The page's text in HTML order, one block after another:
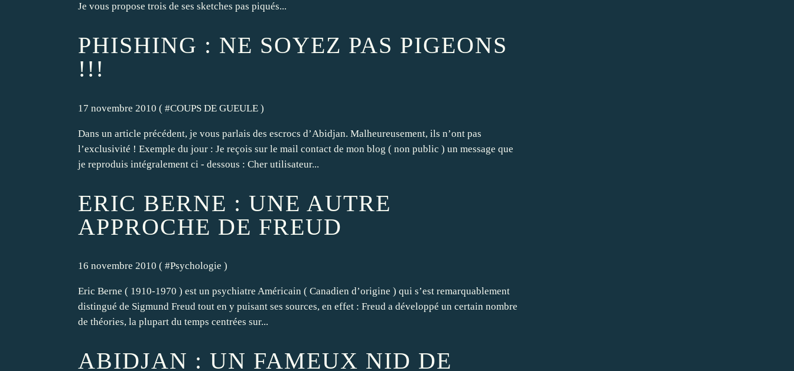
Je vous propose trois de ses sketches pas piqués...
PHISHING : NE SOYEZ PAS PIGEONS
!!!
17 novembre 2010 ( #COUPS DE GUEULE )
Dans un article précédent, je vous parlais des escrocs d’Abidjan. Malheureusement, ils n’ont pas
l’exclusivité ! Exemple du jour : Je reçois sur le mail contact de mon blog ( non public ) un message que
je reproduis intégralement ci - dessous : Cher utilisateur...
ERIC BERNE : UNE AUTRE
APPROCHE DE FREUD
16 novembre 2010 ( #Psychologie )
Eric Berne ( 1910-1970 ) est un psychiatre Américain ( Canadien d’origine ) qui s’est remarquablement
distingué de Sigmund Freud tout en y puisant ses sources, en effet : Freud a développé un certain nombre
de théories, la plupart du temps centrées sur...
ABIDJAN : UN FAMEUX NID DE